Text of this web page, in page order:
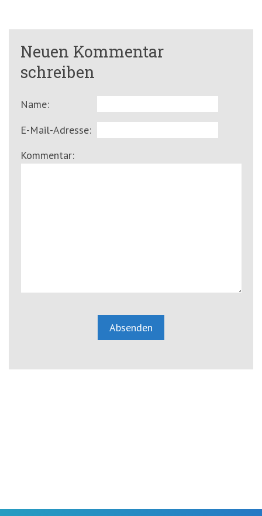
Neuen Kommentar
schreiben
Name:
E-Mail-Adresse:
Kommentar: